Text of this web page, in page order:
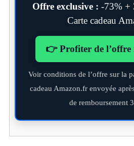
Offre exclusive : -73% +
Carte cadeau
👉 Profiter de
Voir conditions de l’offre sur la
cadeau Amazon.fr envoyée
de remboursement